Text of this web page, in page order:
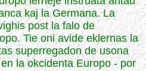
kaj la Germana. La
post la falo de
Tie oni avide eklernas la
superregadon de usona
la okcidenta Europo - por